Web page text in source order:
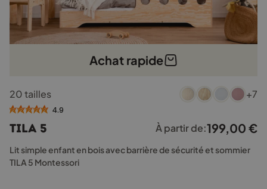
Achat rapide
produit
a
variations.
Les
options
20 tailles +7
4.9
TILA 5 À partir de:199,00 €
Lit simple enfant en bois avec barrière de sécurité et sommier
TILA 5 Montessori